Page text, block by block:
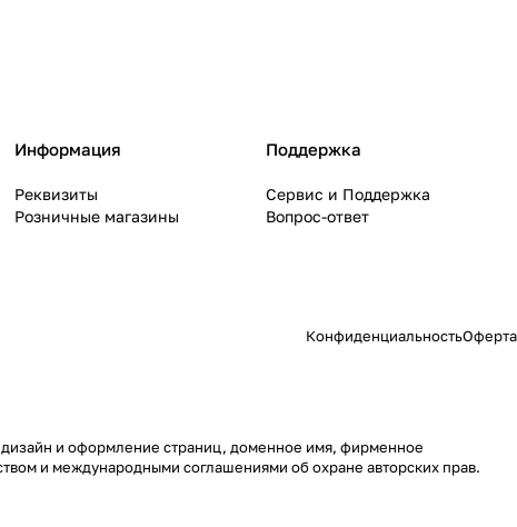
Информация
Реквизиты
Розничные магазины
Поддержка
Сервис и Поддержка
Вопрос-ответ
КонфиденциальностьОферта
дизайн и оформление страниц, доменное имя, фирменное
и международными соглашениями об охране авторских прав.